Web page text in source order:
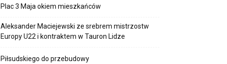
Plac 3 Maja okiem mieszkańców
Aleksander Maciejewski ze srebrem mistrzostw
Europy U22 i kontraktem w Tauron Lidze
Piłsudskiego do przebudowy